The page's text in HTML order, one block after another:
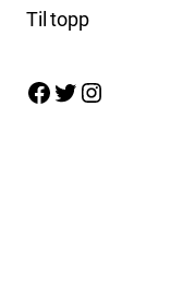
Til topp
Facebook Twitter Instagram